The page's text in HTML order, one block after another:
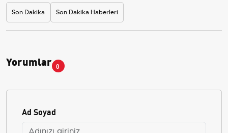
Son Dakika Son Dakika Haberleri
Yorumlar 0
Ad Soyad